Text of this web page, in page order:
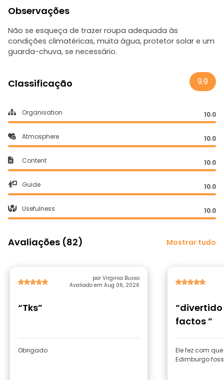
Observações
Não se esqueça de trazer roupa adequada às
condições climatéricas, muita água, protetor solar e um
guarda-chuva, se necessário.
Classificação 9.9
Organisation 10.0
Atmosphere 10.0
Content 10.0
Guide 10.0
Usefulness 10.0
Avaliações (82) Mostrar tudo
por Virginia Busxo
Avaliado em Aug 06, 2026
“Tks”
Obrigado
“divertido
factos ”
Ele fez com
Edimburgo